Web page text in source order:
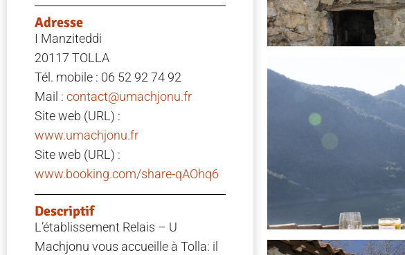
Adresse
I Manziteddi
20117 TOLLA
Tél. mobile : 06 52 92 74 92
Mail : contact@umachjonu.fr
Site web (URL) :
www.umachjonu.fr
Site web (URL) :
www.booking.com/share-qAOhq6
Descriptif
L’établissement Relais – U
Machjonu vous accueille à Tolla: il